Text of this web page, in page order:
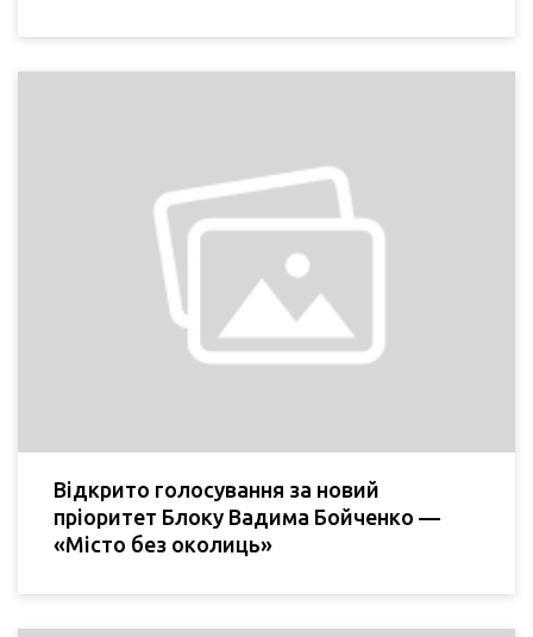
Відкрито голосування за новий
пріоритет Блоку Вадима Бойченко —
«Місто без околиць»